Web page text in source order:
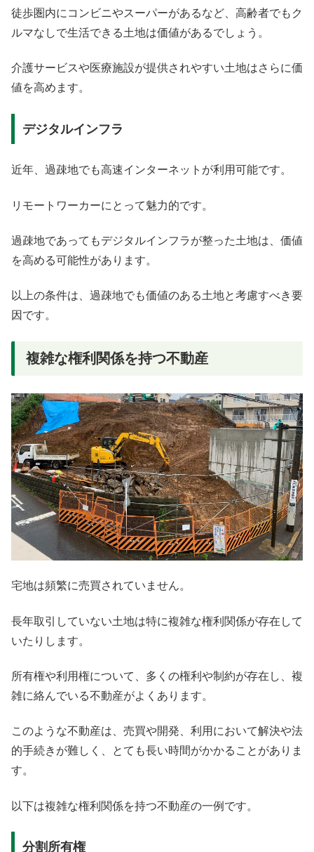
徒歩圏内にコンビニやスーパーがあるなど、高齢者でもク
ルマなしで生活できる土地は価値があるでしょう。
介護サービスや医療施設が提供されやすい土地はさらに価
値を高めます。
デジタルインフラ
近年、過疎地でも高速インターネットが利用可能です。
リモートワーカーにとって魅力的です。
過疎地であってもデジタルインフラが整った土地は、価値
を高める可能性があります。
以上の条件は、過疎地でも価値のある土地と考慮すべき要
因です。
複雑な権利関係を持つ不動産
宅地は頻繁に売買されていません。
長年取引していない土地は特に複雑な権利関係が存在して
いたりします。
所有権や利用権について、多くの権利や制約が存在し、複
雑に絡んでいる不動産がよくあります。
このような不動産は、売買や開発、利用において解決や法
的手続きが難しく、とても長い時間がかかることがありま
す。
以下は複雑な権利関係を持つ不動産の一例です。
分割所有権